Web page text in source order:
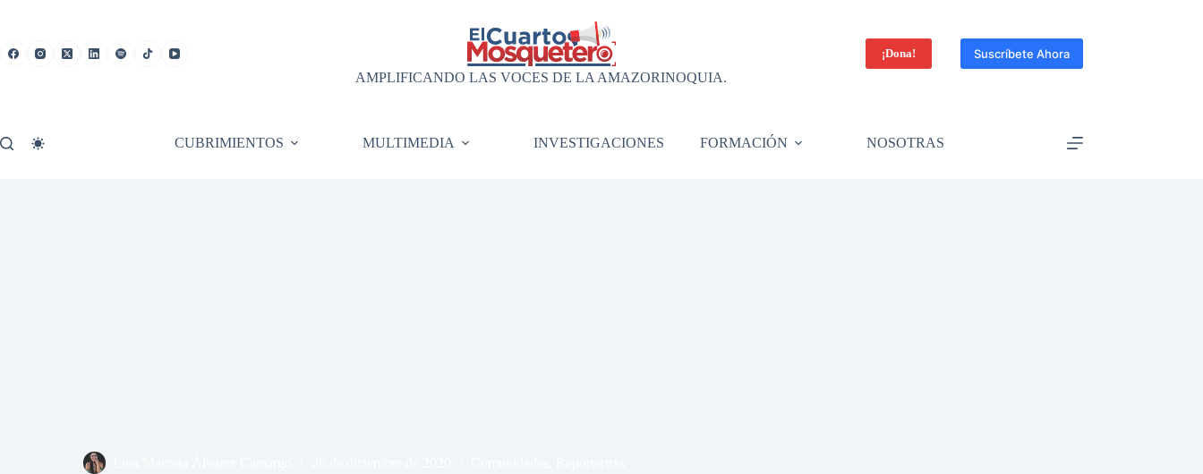
AMPLIFICANDO LAS VOCES DE LA AMAZORINOQUIA.
¡Dona! Suscríbete Ahora
CUBRIMIENTOS MULTIMEDIA INVESTIGACIONES FORMACIÓN NOSOTRAS